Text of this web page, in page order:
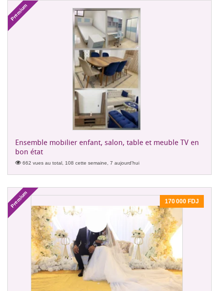
Premium
Ensemble mobilier enfant, salon, table et meuble TV en
bon état
662 vues au total, 108 cette semaine, 7 aujourd'hui
Premium 170 000 FDJ